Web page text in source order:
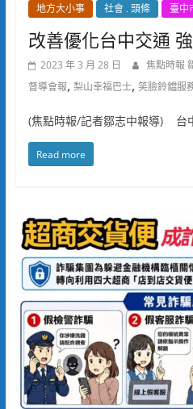
地方大小事 社會 . 頭條 臺中
改善優化台中交通
2023 年 3 月 28 日 焦點時報
督導會報, 梨山幸福巴士, 笑臉鈴鐺服
(焦點時報/記者鄒志中報導) 台
Read more